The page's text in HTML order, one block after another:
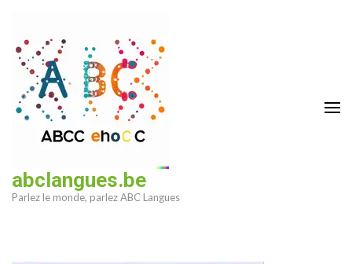
contenu
(Pressez
Entrée)
abclangues.be
Parlez le monde, parlez ABC Langues